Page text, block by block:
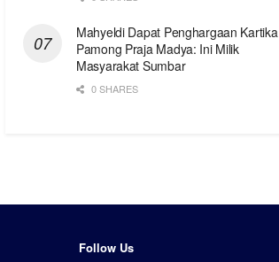
Mahyeldi Dapat Penghargaan Kartika
Pamong Praja Madya: Ini Milik
Masyarakat Sumbar
0 SHARES
Follow Us